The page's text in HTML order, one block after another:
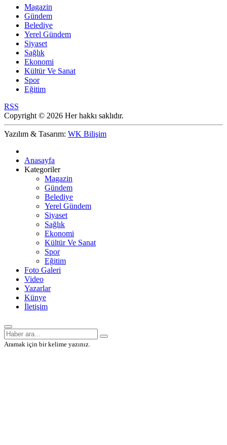
Magazin
Gündem
Belediye
Yerel Gündem
Siyaset
Sağlık
Ekonomi
Kültür Ve Sanat
Spor
Eğitim
RSS
Copyright © 2026 Her hakkı saklıdır.
Yazılım & Tasarım: WK Bilişim
Anasayfa
Kategoriler
Magazin
Gündem
Belediye
Yerel Gündem
Siyaset
Sağlık
Ekonomi
Kültür Ve Sanat
Spor
Eğitim
Foto Galeri
Video
Yazarlar
Künye
İletişim
Aramak için bir kelime yazınız.